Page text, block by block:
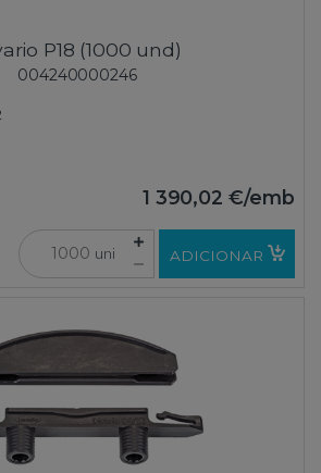
P18 (1000 und)
004240000246
1 390,02 €/emb
uni ADICIONAR